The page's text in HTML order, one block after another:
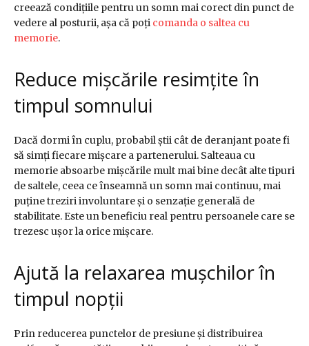
creează condițiile pentru un somn mai corect din punct de
vedere al posturii, așa că poți comanda o saltea cu
memorie.
Reduce mișcările resimțite în
timpul somnului
Dacă dormi în cuplu, probabil știi cât de deranjant poate fi
să simți fiecare mișcare a partenerului. Salteaua cu
memorie absoarbe mișcările mult mai bine decât alte tipuri
de saltele, ceea ce înseamnă un somn mai continuu, mai
puține treziri involuntare și o senzație generală de
stabilitate. Este un beneficiu real pentru persoanele care se
trezesc ușor la orice mișcare.
Ajută la relaxarea mușchilor în
timpul nopții
Prin reducerea punctelor de presiune și distribuirea